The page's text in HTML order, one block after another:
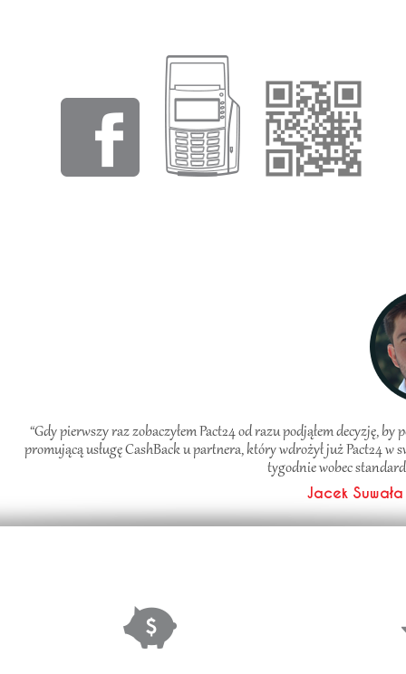
“Gdy pierwszy raz zobaczyłem Pact24 od razu podjąłem decyzję,
promującą usługę CashBack u partnera, który wdrożył już Pact24 w
tygodnie wobec
Jacek